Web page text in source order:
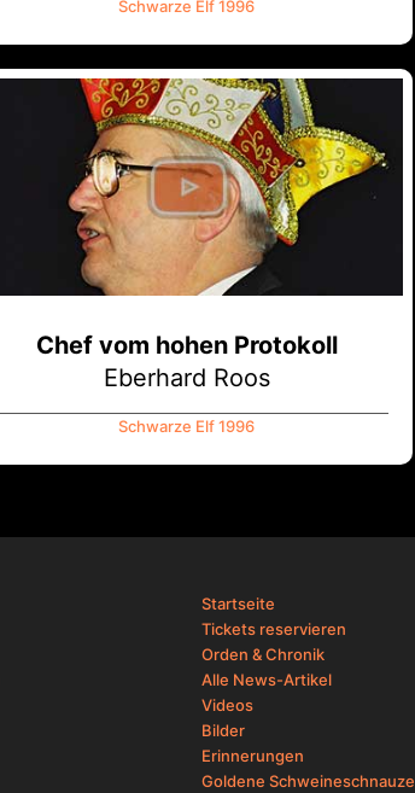
Schwarze Elf 1996
Chef vom hohen Protokoll
Eberhard Roos
Schwarze Elf 1996
Startseite
Tickets reservieren
Orden & Chronik
Alle News-Artikel
Videos
Bilder
Erinnerungen
Goldene Schweineschnauze